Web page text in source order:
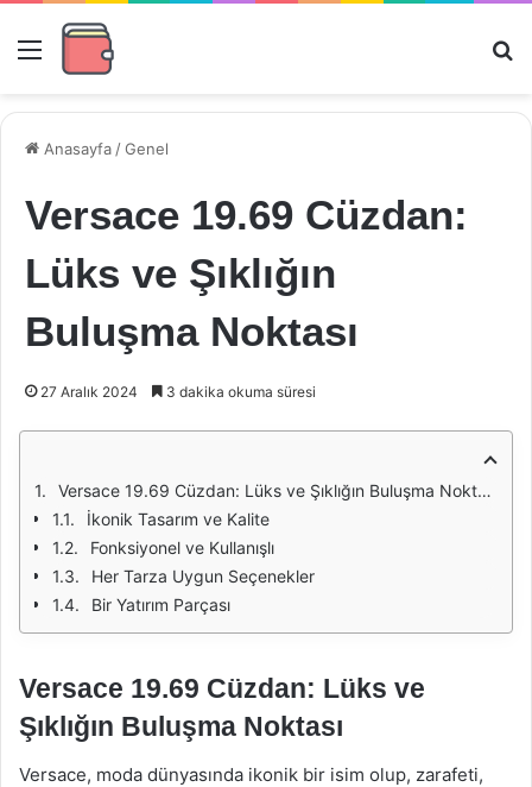
Menü
Anasayfa /Genel
Versace 19.69 Cüzdan:
Lüks ve Şıklığın
Buluşma Noktası
27 Aralık 2024 3 dakika okuma süresi
Versace 19.69 Cüzdan: Lüks ve Şıklığın Buluşma Noktası
İkonik Tasarım ve Kalite
Fonksiyonel ve Kullanışlı
Her Tarza Uygun Seçenekler
Bir Yatırım Parçası
Versace 19.69 Cüzdan: Lüks ve
Şıklığın Buluşma Noktası
Versace, moda dünyasında ikonik bir isim olup, zarafeti,